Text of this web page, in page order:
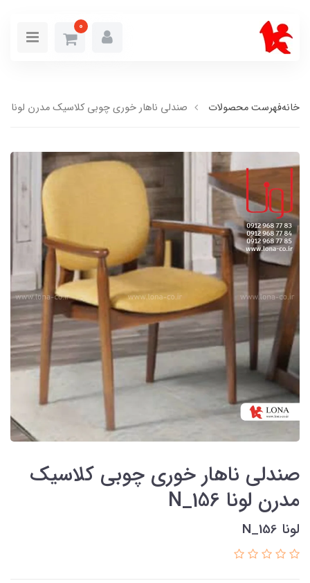
0
خانهفهرست محصولات صندلی ناهار خوری چوبی کلاسیک مدرن لونا N_156
صندلی ناهار خوری چوبی کلاسیک
مدرن لونا N_156
لونا N_156